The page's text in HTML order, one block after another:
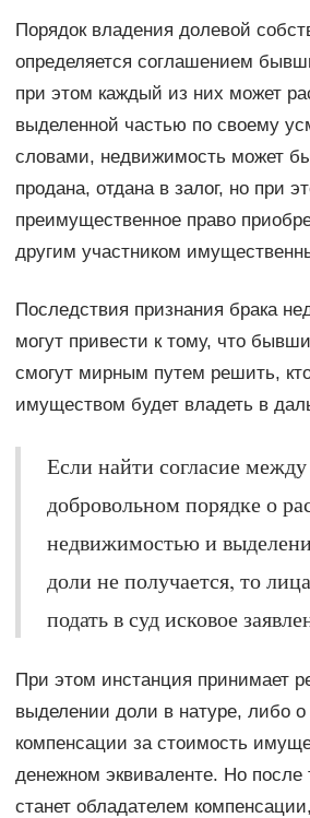
Порядок владения долевой
определяется соглашением
при этом каждый из них может
выделенной частью по своему
словами, недвижимость может
продана, отдана в залог, но при
преимущественное право
другим участником
Последствия признания брака
могут привести к тому, что
смогут мирным путем решить,
имуществом будет владеть в
Если найти согласие
добровольном порядке о
недвижимостью и
доли не получается, то
подать в суд исковое
При этом инстанция принимает
выделении доли в натуре, либо
компенсации за стоимость
денежном эквиваленте. Но после
станет обладателем